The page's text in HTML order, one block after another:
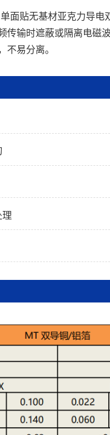
面贴无基材亚克力导
传输时遮蔽或隔离电磁
不易分离。
理